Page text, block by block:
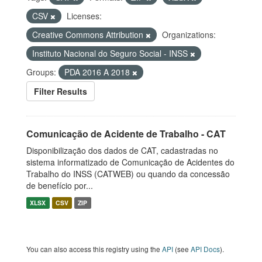
CSV
Licenses:
Creative Commons Attribution
Organizations:
Instituto Nacional do Seguro Social - INSS
Groups:
PDA 2016 A 2018
Filter Results
Comunicação de Acidente de Trabalho - CAT
Disponibilização dos dados de CAT, cadastradas no
sistema informatizado de Comunicação de Acidentes do
Trabalho do INSS (CATWEB) ou quando da concessão
de benefício por...
XLSX CSV ZIP
You can also access this registry using the API (see API Docs).